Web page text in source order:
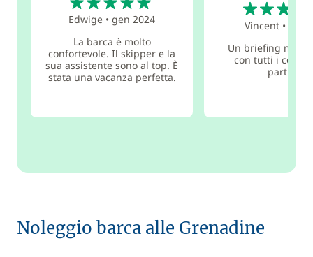
Edwige •gen 2024
La barca è molto
confortevole. Il skipper e la
sua assistente sono al top. È
stata una vacanza perfetta.
Vincent•
Un briefing molto
con tutti i
partire!
Noleggio barca alle Grenadine